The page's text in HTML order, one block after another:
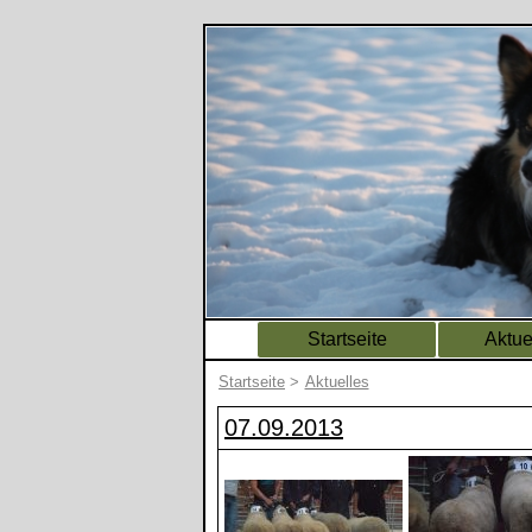
Startseite
Startseite > Aktuelles
07.09.2013